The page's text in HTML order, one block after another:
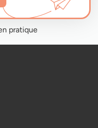
pratique